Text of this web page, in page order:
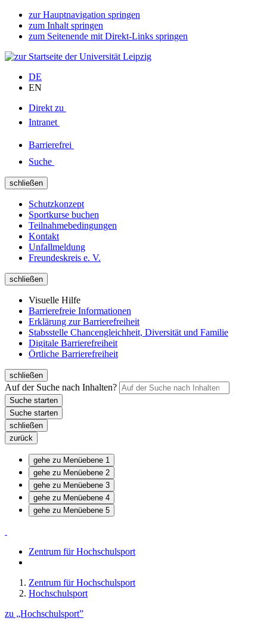
zur Hauptnavigation springen
zum Inhalt springen
zum Seitenende mit Direkt-Links springen
DE
EN
Direkt zu
Intranet
Barrierefrei
Suche
schließen
Schutzkonzept
Sportkurse buchen
Teilnahmebedingungen
Kontakt
Unfallmeldung
Freundeskreis e. V.
schließen
Visuelle Hilfe
Barrierefreie Informationen
Erklärung zur Barrierefreiheit
Stabsstelle Chancengleichheit, Diversität und Familie
Digitale Barrierefreiheit
Örtliche Barrierefreiheit
schließen
Auf der Suche nach Inhalten?
schließen
zurück
gehe zu Menüebene 1
gehe zu Menüebene 2
gehe zu Menüebene 3
gehe zu Menüebene 4
gehe zu Menüebene 5
Zentrum für Hochschulsport
Zentrum für Hochschulsport
Hochschulsport
zu „Hochschulsport”